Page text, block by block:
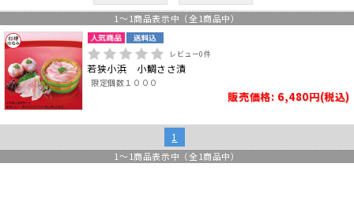
1 ～ 1商品表示中（全 1商品中）
レビュー0件
若狭小浜 小鯛ささ漬
限定個数１０００
販売価格: 6,480円(税込)
1
1 ～ 1商品表示中（全 1商品中）